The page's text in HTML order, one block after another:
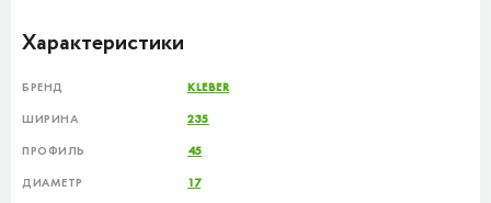
Характеристики
БРЕНД KLEBER
ШИРИНА 235
ПРОФИЛЬ 45
ДИАМЕТР 17